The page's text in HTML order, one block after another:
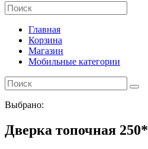
Search
this
websiteГлавная
Корзина
Магазин
Мобильные категории
Выбрано:
Дверка топочная